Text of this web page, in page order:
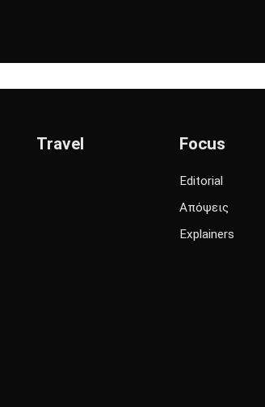
Travel Focus
Editorial
Απόψεις
Explainers